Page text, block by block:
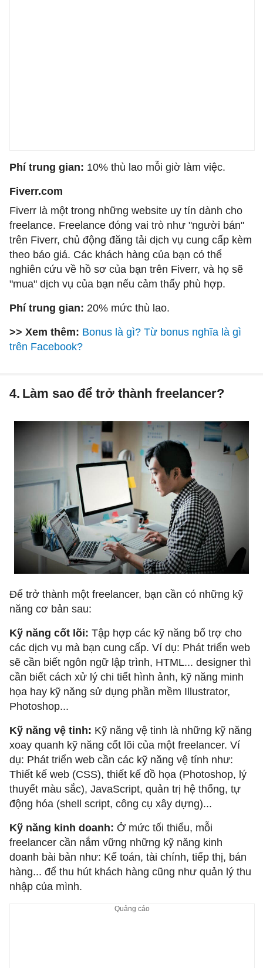
Phí trung gian: 10% thù lao mỗi giờ làm việc.
Fiverr.com
Fiverr là một trong những website uy tín dành cho
freelance. Freelance đóng vai trò như "người bán"
trên Fiverr, chủ động đăng tải dịch vụ cung cấp kèm
theo báo giá. Các khách hàng của bạn có thể
nghiên cứu về hồ sơ của bạn trên Fiverr, và họ sẽ
"mua" dịch vụ của bạn nếu cảm thấy phù hợp.
Phí trung gian: 20% mức thù lao.
>> Xem thêm: Bonus là gì? Từ bonus nghĩa là gì
trên Facebook?
Làm sao để trở thành freelancer?
4.
Để trở thành một freelancer, bạn cần có những kỹ
năng cơ bản sau:
Kỹ năng cốt lõi: Tập hợp các kỹ năng bổ trợ cho
các dịch vụ mà bạn cung cấp. Ví dụ: Phát triển web
sẽ cần biết ngôn ngữ lập trình, HTML... designer thì
cần biết cách xử lý chi tiết hình ảnh, kỹ năng minh
họa hay kỹ năng sử dụng phần mềm Illustrator,
Photoshop...
Kỹ năng vệ tinh: Kỹ năng vệ tinh là những kỹ năng
xoay quanh kỹ năng cốt lõi của một freelancer. Ví
dụ: Phát triển web cần các kỹ năng vệ tính như:
Thiết kế web (CSS), thiết kế đồ họa (Photoshop, lý
thuyết màu sắc), JavaScript, quản trị hệ thống, tự
động hóa (shell script, công cụ xây dựng)...
Kỹ năng kinh doanh: Ở mức tối thiểu, mỗi
freelancer cần nắm vững những kỹ năng kinh
doanh bài bản như: Kế toán, tài chính, tiếp thị, bán
hàng... để thu hút khách hàng cũng như quản lý thu
nhập của mình.